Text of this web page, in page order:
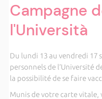
Campagne
l'Università
Du lundi 13 au vendredi 17
personnels de l’Université
la possibilité de se faire
Munis de votre carte vitale,